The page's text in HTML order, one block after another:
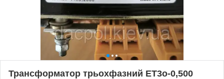
Трансформатор трьохфазний ET3o-0,500